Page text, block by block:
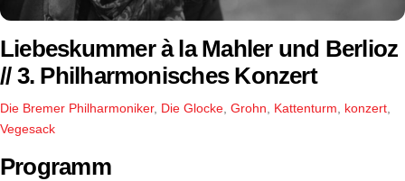
Liebeskummer à la Mahler und Berlioz
// 3. Philharmonisches Konzert
Die Bremer Philharmoniker, Die Glocke Grohn Kattenturm konzert
Vegesack
Programm